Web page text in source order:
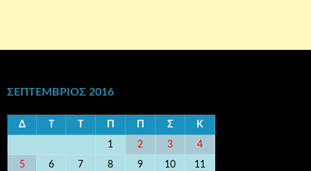
ΣΕΠΤΈΜΒΡΙΟΣ 2016
Δ Σ Κ
1 2 3 4
5 6 7 8 9 10 11